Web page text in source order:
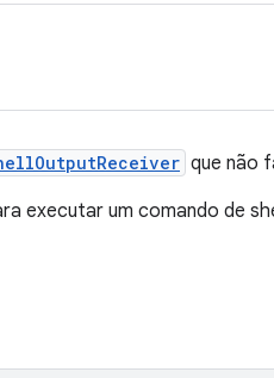
que não
executar um comando de